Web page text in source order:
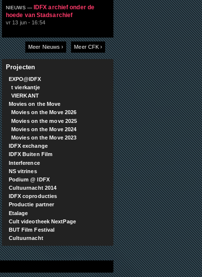
NIEUWS —
IDFX archief onder de
hoede van Stadsarchief
vr 13 jun - 16:54
Meer Nieuws › Meer CFK ›
Projecten
EXPO@IDFX
t vierkantje
VIERKANT
Movies on the Move
Movies on the Move 2026
Movies on the move 2025
Movies on the Move 2024
Movies on the Move 2023
IDFX exchange
IDFX Buiten Film
Interference
NS vitrines
Podium @ IDFX
Cultuurnacht 2014
IDFX coproducties
Productie partner
Etalage
Cult videotheek NextPage
BUT Film Festival
Cultuurnacht